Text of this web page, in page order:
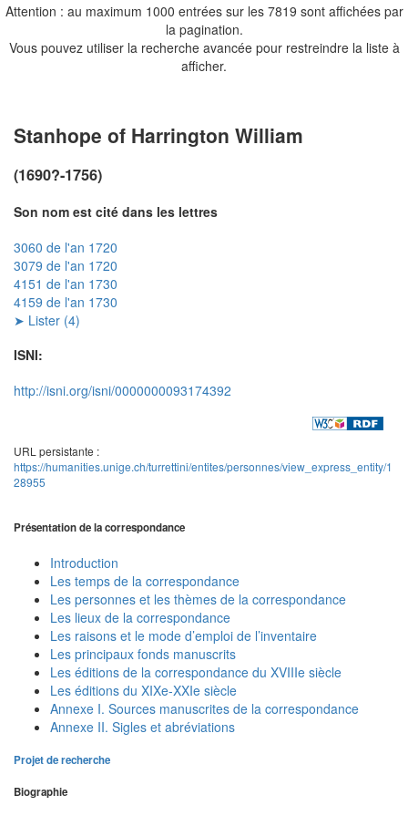
Attention : au maximum 1000 entrées sur les 7819 sont affichées par
la pagination.
Vous pouvez utiliser la recherche avancée pour restreindre la liste à
afficher.
Stanhope of Harrington William
(1690?-1756)
Son nom est cité dans les lettres
3060 de l'an 1720
3079 de l'an 1720
4151 de l'an 1730
4159 de l'an 1730
➤ Lister (4)
ISNI:
http://isni.org/isni/0000000093174392
URL persistante :
https://humanities.unige.ch/turrettini/entites/personnes/view_express_entity/1
28955
Présentation de la correspondance
Introduction
Les temps de la correspondance
Les personnes et les thèmes de la correspondance
Les lieux de la correspondance
Les raisons et le mode d’emploi de l’inventaire
Les principaux fonds manuscrits
Les éditions de la correspondance du XVIIIe siècle
Les éditions du XIXe-XXIe siècle
Annexe I. Sources manuscrites de la correspondance
Annexe II. Sigles et abréviations
Projet de recherche
Biographie